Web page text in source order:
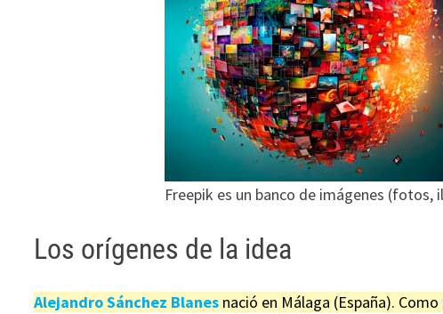
Freepik es un banco de imágenes (fotos,
Los orígenes de la idea
Alejandro Sánchez Blanes nació en Málaga (España).